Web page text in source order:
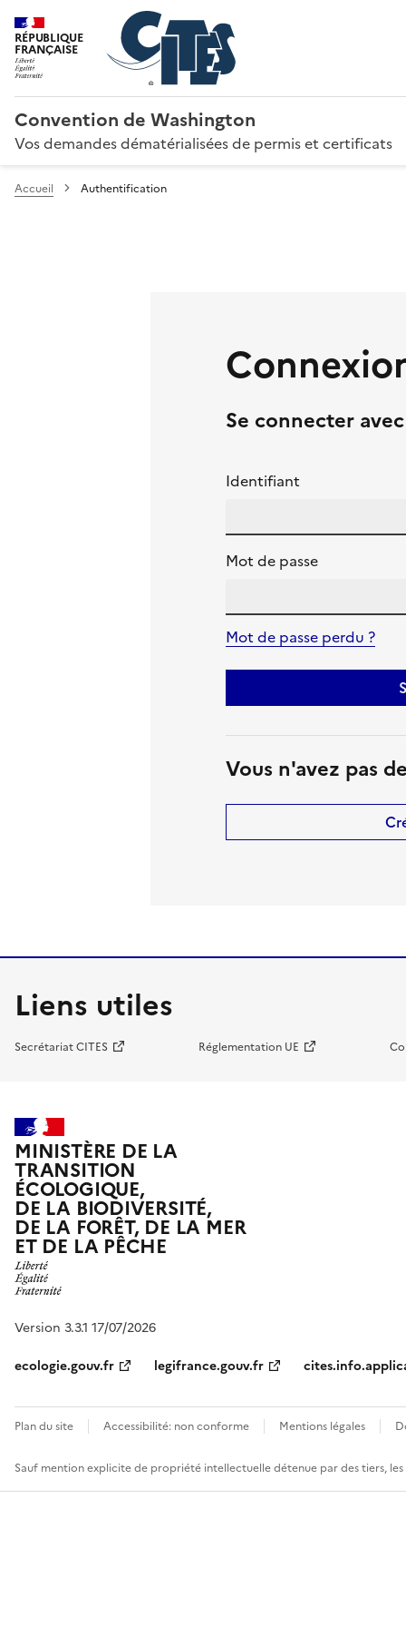
RÉPUBLIQUE
FRANÇAISE
Convention de Washington
Vos demandes dématérialisées de permis et certificats
Accueil Authentification
Se connecter
Identifiant
Mot de passe
Mot de passe perdu ?
Vous n'avez pas
Liens utiles
Secrétariat CITES Réglementation UE
MINISTÈRE DE LA
TRANSITION
ÉCOLOGIQUE,
DE LA BIODIVERSITÉ,
DE LA FORÊT, DE LA MER
ET DE LA PÊCHE
Version 3.3.1 17/07/2026
ecologie.gouv.fr
legifrance.gouv.fr
Plan du site Accessibilité: non conforme Mentions légales
Sauf mention explicite de propriété intellectuelle détenue par des tiers,